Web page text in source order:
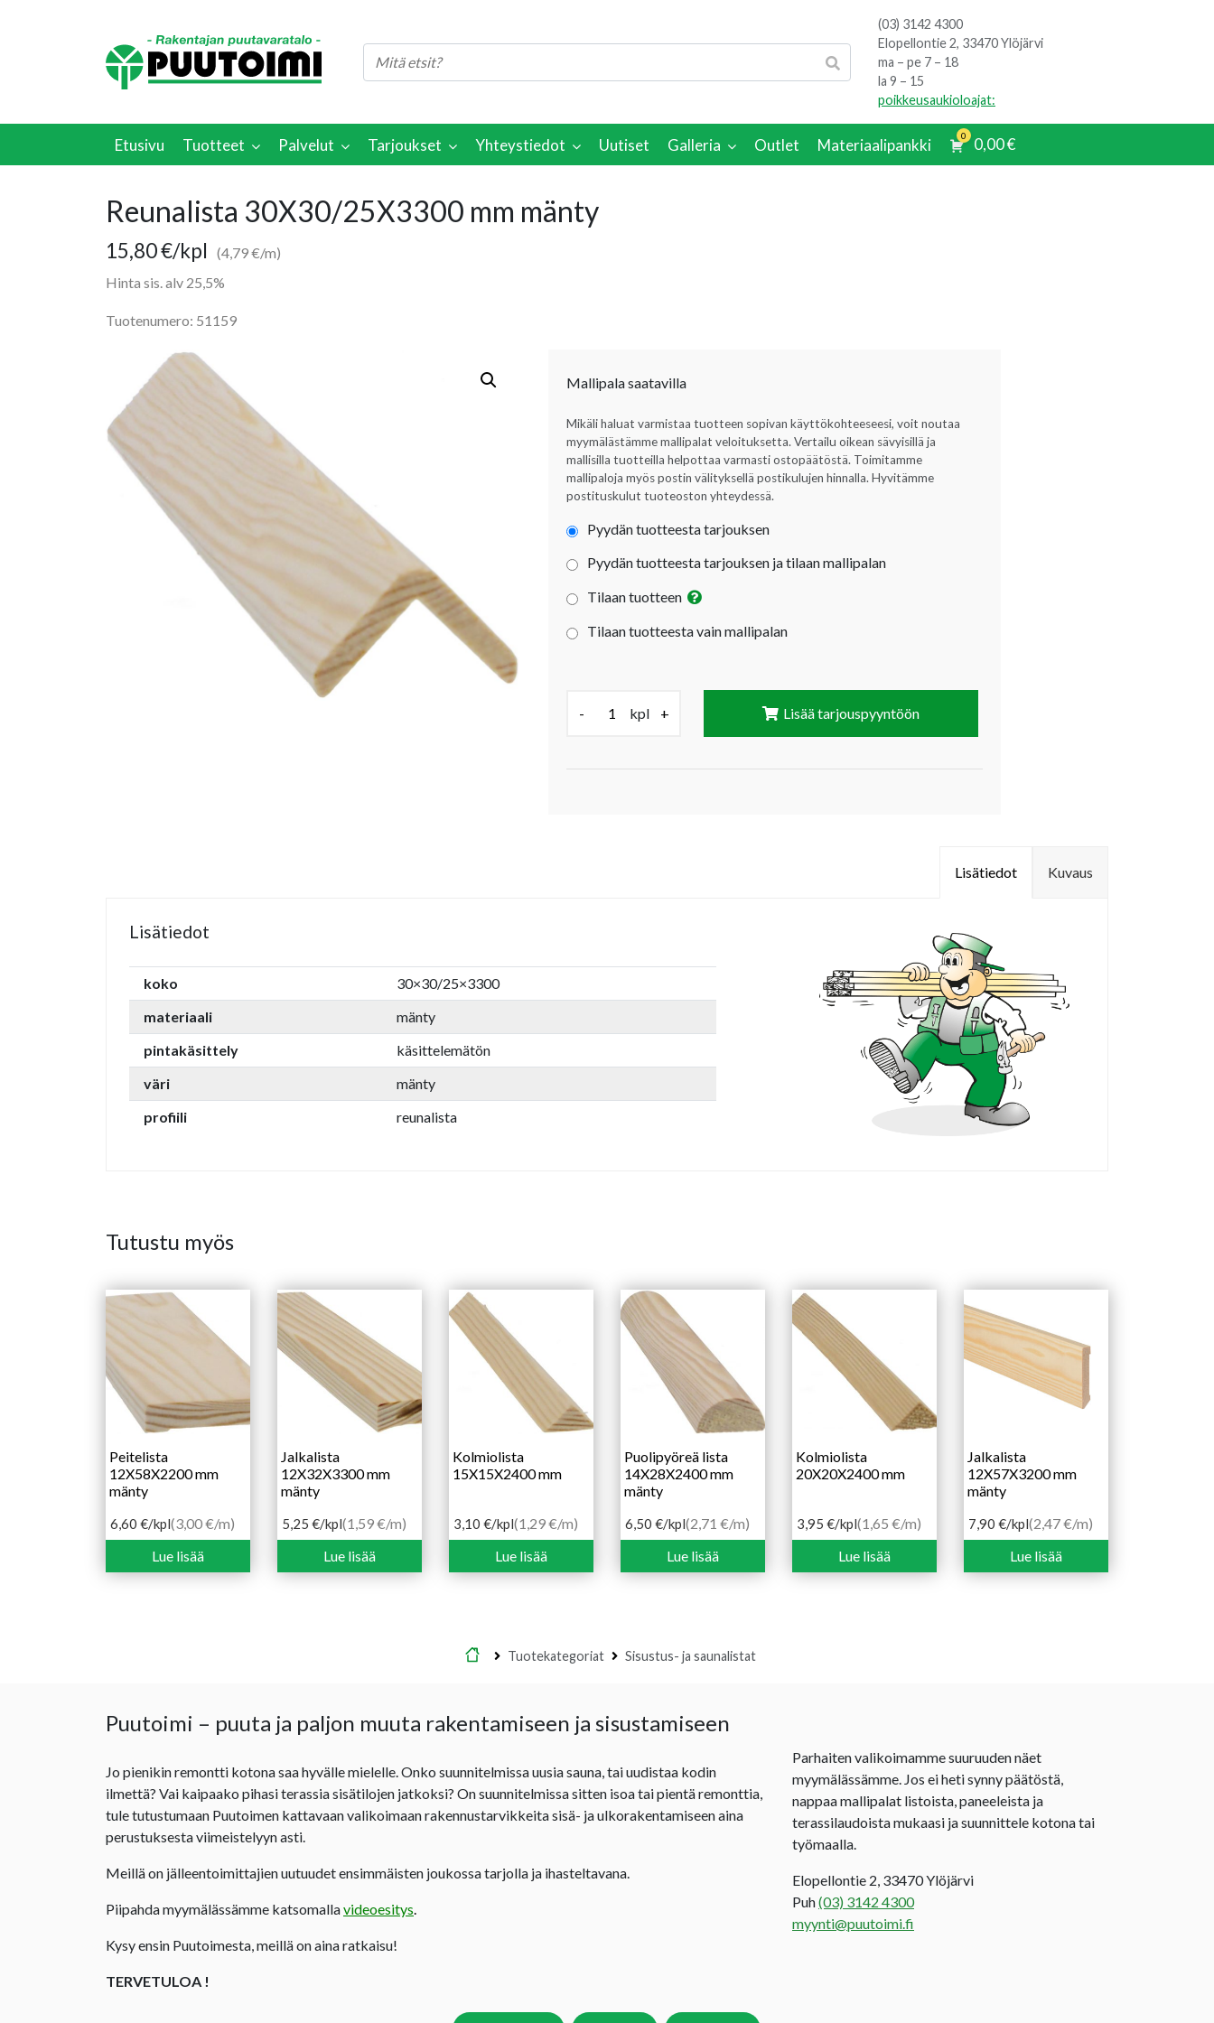
(03) 3142 4300
Elopellontie 2, 33470 Ylöjärvi
ma – pe 7 – 18
la 9 – 15
poikkeusaukioloajat:
Etusivu Tuotteet Palvelut Tarjoukset Yhteystiedot Uutiset Galleria Outlet Materiaalipankki 0 0,00€
Reunalista 30X30/25X3300 mm mänty
15,80€/kpl
(4,79 €/m)
Hinta sis. alv 25,5%
Tuotenumero: 51159
Mallipala saatavilla
Mikäli haluat varmistaa tuotteen sopivan käyttökohteeseesi, voit noutaa
myymälästämme mallipalat veloituksetta. Vertailu oikean sävyisillä ja
mallisilla tuotteilla helpottaa varmasti ostopäätöstä. Toimitamme
mallipaloja myös postin välityksellä postikulujen hinnalla. Hyvitämme
postituskulut tuoteoston yhteydessä.
Pyydän tuotteesta tarjouksen
Pyydän tuotteesta tarjouksen ja tilaan mallipalan
Tilaan tuotteen
Tilaan tuotteesta vain mallipalan
- kpl + Lisää tarjouspyyntöön
Kuvaus
Lisätiedot
Lisätiedot
koko
30×30/25×3300
materiaali
mänty
pintakäsittely
käsittelemätön
väri
mänty
profiili
reunalista
Tutustu myös
Peitelista
12X58X2200 mm
mänty
6,60 €/kpl(3,00 €/m)
Lue lisää
Jalkalista
12X32X3300 mm
mänty
5,25 €/kpl(1,59 €/m)
Lue lisää
Kolmiolista
15X15X2400 mm
3,10 €/kpl(1,29 €/m)
Lue lisää
Puolipyöreä lista
14X28X2400 mm
mänty
6,50 €/kpl(2,71 €/m)
Lue lisää
Kolmiolista
20X20X2400 mm
3,95 €/kpl(1,65 €/m)
Lue lisää
Jalkalista
12X57X3200 mm
mänty
7,90 €/kpl(2,47 €/m)
Lue lisää
Etusivu
Tuotekategoriat Sisustus- ja saunalistat
Puutoimi – puuta ja paljon muuta rakentamiseen ja sisustamiseen
Jo pienikin remontti kotona saa hyvälle mielelle. Onko suunnitelmissa uusia sauna, tai uudistaa kodin
ilmettä? Vai kaipaako pihasi terassia sisätilojen jatkoksi? On suunnitelmissa sitten isoa tai pientä remonttia,
tule tutustumaan Puutoimen kattavaan valikoimaan rakennustarvikkeita sisä- ja ulkorakentamiseen aina
perustuksesta viimeistelyyn asti.
Meillä on jälleentoimittajien uutuudet ensimmäisten joukossa tarjolla ja ihasteltavana.
Piipahda myymälässämme katsomallavideoesitys.
Kysy ensin Puutoimesta, meillä on aina ratkaisu!
TERVETULOA !
Parhaiten valikoimamme suuruuden näet
myymälässämme. Jos ei heti synny päätöstä,
nappaa mallipalat listoista, paneeleista ja
terassilaudoista mukaasi ja suunnittele kotona tai
työmaalla.
Elopellontie 2, 33470 Ylöjärvi
Puh(03) 3142 4300
myynti@puutoimi.fi